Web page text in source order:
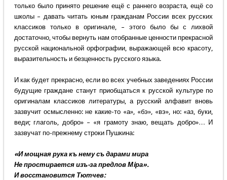
только было принято решение ещё с раннего возраста, ещё со
школы – давать читать юным гражданам России всех русских
классиков только в оригинале, – этого было бы с лихвой
достаточно, чтобы вернуть нам отобранные ценности прекрасной
русской национальной орфографии, выражающей всю красоту,
выразительность и безценность русского языка.
И как будет прекрасно, если во всех учебных заведениях России
будущие граждане станут приобщаться к русской культуре по
оригиналам классиков литературы, а русский алфавит вновь
зазвучит осмысленно: не какие-то «а», «бэ», «вэ», но: «аз, буки,
веди; глаголь, добро» – «я грамоту знаю, вещать добро»… И
зазвучат по-прежнему строки Пушкина:
«И мощная рука къ нему съ дарами мира
Не простирается изъ-за предлов Мiра».
И восстановится Тютчев: